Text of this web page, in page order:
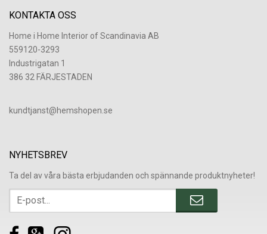
KONTAKTA OSS
Home i Home Interior of Scandinavia AB
559120-3293
Industrigatan 1
386 32 FÄRJESTADEN
​kundtjanst@hemshopen.se
NYHETSBREV
Ta del av våra bästa erbjudanden och spännande produktnyheter!